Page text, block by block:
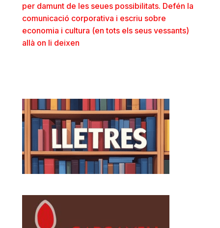
per damunt de les seues possibilitats. Defén la
comunicació corporativa i escriu sobre
economia i cultura (en tots els seus vessants)
allà on li deixen